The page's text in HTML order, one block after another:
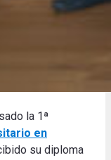
la 1ª
en
su diploma